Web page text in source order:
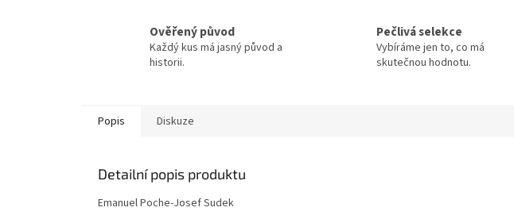
Ověřený původ
Každý kus má jasný původ a
historii.
Pečlivá selekce
Vybíráme jen to, co má
skutečnou hodnotu.
Popis Diskuze
Detailní popis produktu
Emanuel Poche-Josef Sudek